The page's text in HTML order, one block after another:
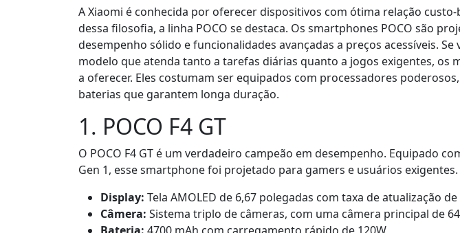
A Xiaomi é conhecida por oferecer dispositivos com ótima relação
dessa filosofia, a linha POCO se destaca. Os smartphones POCO são
desempenho sólido e funcionalidades avançadas a preços acessíveis. Se
modelo que atenda tanto a tarefas diárias quanto a jogos exigentes, os
a oferecer. Eles costumam ser equipados com processadores
baterias que garantem longa duração.
1. POCO F4 GT
O POCO F4 GT é um verdadeiro campeão em desempenho. Equipado
Gen 1, esse smartphone foi projetado para gamers e usuários exigentes.
Display: Tela AMOLED de 6,67 polegadas com taxa de atualização de
Câmera: Sistema triplo de câmeras, com uma câmera principal de 64